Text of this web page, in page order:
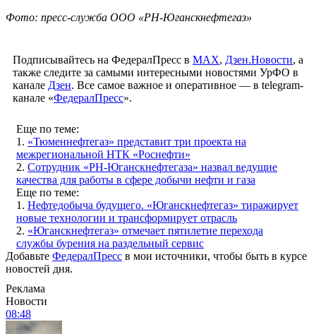
Фото: пресс-служба ООО «РН-Юганскнефтегаз»
Подписывайтесь на ФедералПресс в МАХ, Дзен.Новости, а
также следите за самыми интересными новостями УрФО в
канале Дзен. Все самое важное и оперативное — в telegram-
канале «ФедералПресс».
Еще по теме:
1. «Тюменнефтегаз» представит три проекта на
межрегиональной НТК «Роснефти»
2. Сотрудник «РН-Юганскнефтегаза» назвал ведущие
качества для работы в сфере добычи нефти и газа
Еще по теме:
1. Нефтедобыча будущего. «Юганскнефтегаз» тиражирует
новые технологии и трансформирует отрасль
2. «Юганскнефтегаз» отмечает пятилетие перехода
службы бурения на раздельный сервис
Добавьте ФедералПресс в мои источники, чтобы быть в курсе
новостей дня.
Реклама
Новости
08:48